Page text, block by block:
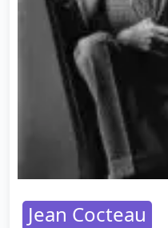
Jean Cocteau